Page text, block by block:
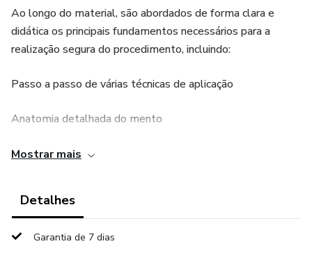
Ao longo do material, são abordados de forma clara e
didática os principais fundamentos necessários para a
realização segura do procedimento, incluindo:
Passo a passo de várias técnicas de aplicação
Anatomia detalhada do mento
Estrutura óssea, musculatura e pontos de risco
Escolha do dispositivo de aplicação (cânula x agulha)
Mostrar mais
Detalhes
Garantia de 7 dias